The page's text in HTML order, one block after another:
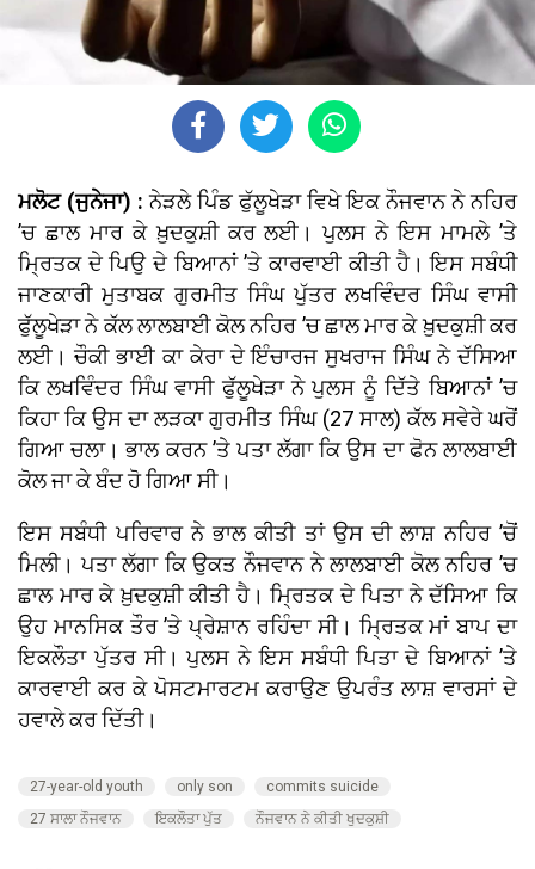
ਮਲੋਟ (ਜੁਨੇਜਾ) :ਨੇੜਲੇ ਪਿੰਡ ਫੁੱਲੂਖੇੜਾ ਵਿਖੇ ਇਕ ਨੌਜਵਾਨ ਨੇ ਨਹਿਰ
’ਚ ਛਾਲ ਮਾਰ ਕੇ ਖ਼ੁਦਕੁਸ਼ੀ ਕਰ ਲਈ। ਪੁਲਸ ਨੇ ਇਸ ਮਾਮਲੇ ’ਤੇ
ਮ੍ਰਿਤਕ ਦੇ ਪਿਉ ਦੇ ਬਿਆਨਾਂ ’ਤੇ ਕਾਰਵਾਈ ਕੀਤੀ ਹੈ। ਇਸ ਸਬੰਧੀ
ਜਾਣਕਾਰੀ ਮੁਤਾਬਕ ਗੁਰਮੀਤ ਸਿੰਘ ਪੁੱਤਰ ਲਖਵਿੰਦਰ ਸਿੰਘ ਵਾਸੀ
ਫੁੱਲੂਖੇੜਾ ਨੇ ਕੱਲ ਲਾਲਬਾਈ ਕੋਲ ਨਹਿਰ ’ਚ ਛਾਲ ਮਾਰ ਕੇ ਖ਼ੁਦਕੁਸ਼ੀ ਕਰ
ਲਈ। ਚੌਕੀ ਭਾਈ ਕਾ ਕੇਰਾ ਦੇ ਇੰਚਾਰਜ ਸੁਖਰਾਜ ਸਿੰਘ ਨੇ ਦੱਸਿਆ
ਕਿ ਲਖਵਿੰਦਰ ਸਿੰਘ ਵਾਸੀ ਫੁੱਲੂਖੇੜਾ ਨੇ ਪੁਲਸ ਨੂੰ ਦਿੱਤੇ ਬਿਆਨਾਂ ’ਚ
ਕਿਹਾ ਕਿ ਉਸ ਦਾ ਲੜਕਾ ਗੁਰਮੀਤ ਸਿੰਘ (27 ਸਾਲ) ਕੱਲ ਸਵੇਰੇ ਘਰੋਂ
ਗਿਆ ਚਲਾ। ਭਾਲ ਕਰਨ ’ਤੇ ਪਤਾ ਲੱਗਾ ਕਿ ਉਸ ਦਾ ਫੋਨ ਲਾਲਬਾਈ
ਕੋਲ ਜਾ ਕੇ ਬੰਦ ਹੋ ਗਿਆ ਸੀ।
ਇਸ ਸਬੰਧੀ ਪਰਿਵਾਰ ਨੇ ਭਾਲ ਕੀਤੀ ਤਾਂ ਉਸ ਦੀ ਲਾਸ਼ ਨਹਿਰ ’ਚੋਂ
ਮਿਲੀ। ਪਤਾ ਲੱਗਾ ਕਿ ਉਕਤ ਨੌਜਵਾਨ ਨੇ ਲਾਲਬਾਈ ਕੋਲ ਨਹਿਰ ’ਚ
ਛਾਲ ਮਾਰ ਕੇ ਖ਼ੁਦਕੁਸ਼ੀ ਕੀਤੀ ਹੈ। ਮ੍ਰਿਤਕ ਦੇ ਪਿਤਾ ਨੇ ਦੱਸਿਆ ਕਿ
ਉਹ ਮਾਨਸਿਕ ਤੌਰ ’ਤੇ ਪ੍ਰੇਸ਼ਾਨ ਰਹਿੰਦਾ ਸੀ। ਮ੍ਰਿਤਕ ਮਾਂ ਬਾਪ ਦਾ
ਇਕਲੌਤਾ ਪੁੱਤਰ ਸੀ। ਪੁਲਸ ਨੇ ਇਸ ਸਬੰਧੀ ਪਿਤਾ ਦੇ ਬਿਆਨਾਂ ’ਤੇ
ਕਾਰਵਾਈ ਕਰ ਕੇ ਪੋਸਟਮਾਰਟਮ ਕਰਾਉਣ ਉਪਰੰਤ ਲਾਸ਼ ਵਾਰਸਾਂ ਦੇ
ਹਵਾਲੇ ਕਰ ਦਿੱਤੀ।
27-year-old youth only son
commits suicide
27 ਸਾਲਾ ਨੌਜਵਾਨ
ਇਕਲੌਤਾ ਪੁੱਤ ਨੌਜਵਾਨ ਨੇ ਕੀਤੀ ਖੁਦਕੁਸ਼ੀ